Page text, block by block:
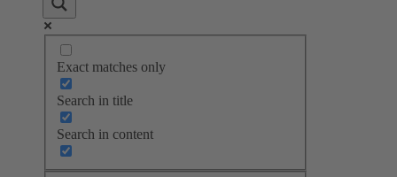
Exact matches only
Search in title
Search in content